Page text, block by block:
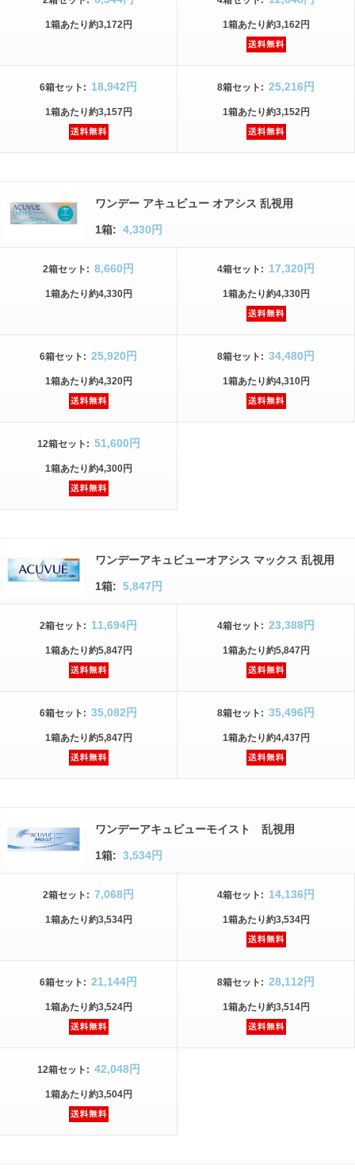
1箱あたり約3,172円 1箱あたり約3,162円
6箱セット : 18,942円
1箱あたり約3,157円
8箱セット : 25,216円
1箱あたり約3,152円
ワンデー アキュビュー オアシス 乱視用
1箱: 4,330円
2箱セット : 8,660円
1箱あたり約4,330円
4箱セット : 17,320円
1箱あたり約4,330円
6箱セット : 25,920円
1箱あたり約4,320円
8箱セット : 34,480円
1箱あたり約4,310円
12箱セット : 51,600円
1箱あたり約4,300円
ワンデーアキュビューオアシス マックス 乱視用
1箱: 5,847円
2箱セット : 11,694円
1箱あたり約5,847円
4箱セット : 23,388円
1箱あたり約5,847円
6箱セット : 35,082円
1箱あたり約5,847円
8箱セット : 35,496円
1箱あたり約4,437円
ワンデーアキュビューモイスト 乱視用
1箱: 3,534円
2箱セット : 7,068円
1箱あたり約3,534円
4箱セット : 14,136円
1箱あたり約3,534円
6箱セット : 21,144円
1箱あたり約3,524円
8箱セット : 28,112円
1箱あたり約3,514円
12箱セット : 42,048円
1箱あたり約3,504円